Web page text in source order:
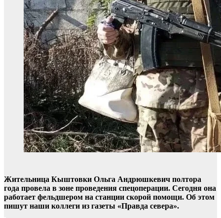
Жительница Кыштовки Ольга Андрюшкевич полтора
года провела в зоне проведения спецоперации. Сегодня она
работает фельдшером на станции скорой помощи. Об этом
пишут наши коллеги из газеты «Правда севера».